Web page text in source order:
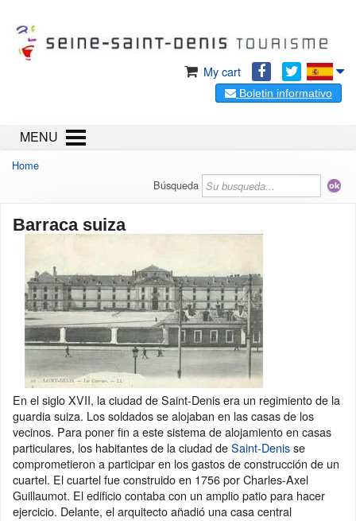
My cart
Boletin informativo
MENU
Home
Búsqueda
Barraca suiza
En el siglo XVII, la ciudad de Saint-Denis era un regimiento de la
guardia suiza. Los soldados se alojaban en las casas de los
vecinos. Para poner fin a este sistema de alojamiento en casas
particulares, los habitantes de la ciudad deSaint-Denisse
comprometieron a participar en los gastos de construcción de un
cuartel. El cuartel fue construido en 1756 por Charles-Axel
Guillaumot. El edificio contaba con un amplio patio para hacer
ejercicio. Delante, el arquitecto añadió una casa central